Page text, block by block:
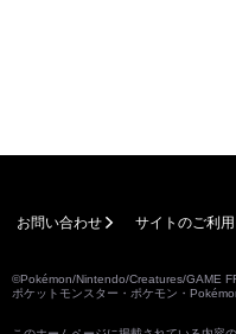
お問い合わせ サイトのご利用
©Pokémon/Nintendo/Creatures/GAME
ポケットモンスター・ポケモン・